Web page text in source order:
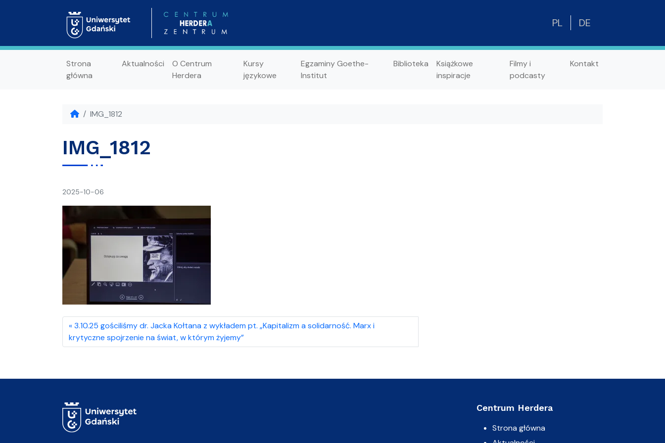
PL DE
Strona
główna
Aktualności
O Centrum
Herdera
Kursy
językowe
Egzaminy Goethe-
Institut
Biblioteka
Książkowe
inspiracje
Filmy i
podcasty
Kontakt
IMG_1812
IMG_1812
2025-10-06
3.10.25 gościliśmy dr. Jacka Kołtana z wykładem pt. „Kapitalizm a solidarność. Marx i
krytyczne spojrzenie na świat, w którym żyjemy”
Centrum Herdera
Strona główna